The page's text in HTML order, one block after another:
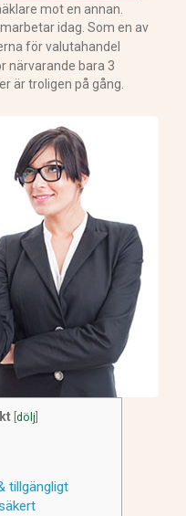
mot en annan.
idag. Som en av
för valutahandel
närvarande bara 3
är troligen på gång.
dölj
tillgängligt